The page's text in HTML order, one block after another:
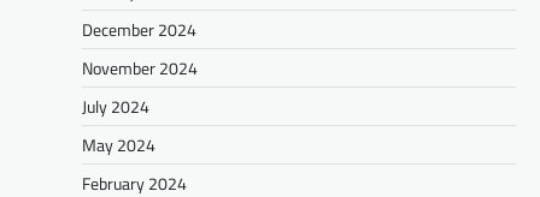
December 2024
November 2024
July 2024
May 2024
February 2024